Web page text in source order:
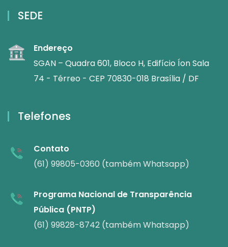
SEDE
Endereço
SGAN – Quadra 601, Bloco H, Edifício Íon Sala
74 - Térreo - CEP 70830-018 Brasília / DF
Telefones
Contato
(61) 99805-0360 (também Whatsapp)
Programa Nacional de Transparência
Pública (PNTP)
(61) 99828-8742 (também Whatsapp)